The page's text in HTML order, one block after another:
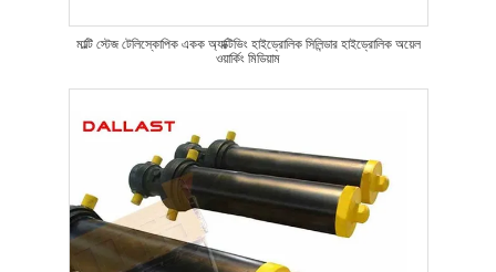
মাল্টি স্টেজ টেলিস্কোপিক একক অ্যাক্টিভিং হাইড্রোলিক সিলিন্ডার হাইড্রোলিক অয়েল
ওয়ার্কিং মিডিয়াম